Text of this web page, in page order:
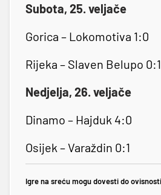
Subota, 25. veljače
Gorica – Lokomotiva 1:0
Rijeka – Slaven Belupo 0:1
Nedjelja, 26. veljače
Dinamo – Hajduk 4:0
Osijek – Varaždin 0:1
Igre na sreću mogu dovesti do